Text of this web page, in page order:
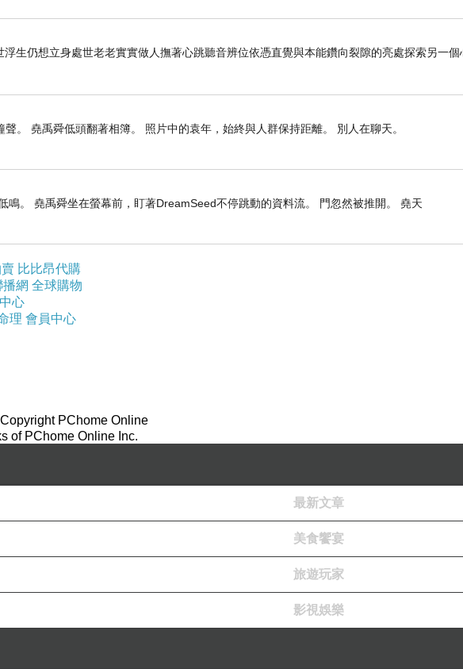
生仍想立身處世老老實實做人撫著心跳聽音辨位依憑直覺與本能鑽向裂隙的亮處探索另一
。 堯禹舜低頭翻著相簿。 照片中的袁年，始終與人群保持距離。 別人在聊天。
鳴。 堯禹舜坐在螢幕前，盯著DreamSeed不停跳動的資料流。 門忽然被推開。 堯天
比比昂代購
播網 全球購物
心
理 會員中心
PChome Online
of PChome Online Inc.
最新文章
美食饗宴
旅遊玩家
影視娛樂